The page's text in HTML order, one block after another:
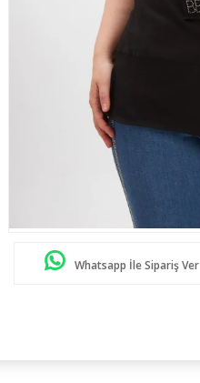
Whatsapp İle Sipariş Ver